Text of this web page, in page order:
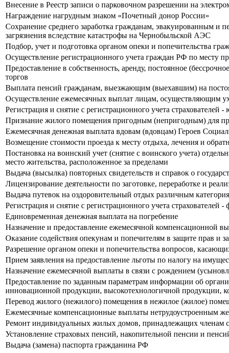
Внесение в Реестр записи о парковочном разрешении на
Награждение нагрудным знаком «Почетный донор России»
Сохранение среднего заработка гражданам, эвакуированным и
загрязнения вследствие катастрофы на Чернобыльской АЭС
Подбор, учет и подготовка органом опеки и попечительства
Осуществление регистрационного учета граждан РФ по месту
Предоставление в собственность, аренду, постоянное
торгов
Выплата пенсий гражданам, выезжающим (выехавшим) на
Осуществление ежемесячных выплат лицам, осуществляющим
Регистрация и снятие с регистрационного учета
Признание жилого помещения пригодным (непригодным) для
Ежемесячная денежная выплата вдовам (вдовцам) Героев
Возмещение стоимости проезда к месту отдыха, лечения и
Постановка на воинский учет (снятие с воинского учета)
место жительства, расположенное за пределами
Выдача (высылка) повторных свидетельств и справок о
Лицензирование деятельности по заготовке, переработке и
Выдача путевок на оздоровительный отдых различным
Регистрация и снятие с регистрационного учета
Единовременная денежная выплата на погребение
Назначение и предоставление ежемесячной компенсационной
Оказание содействия опекунам и попечителям в защите прав и
Разрешение органом опеки и попечительства вопросов,
Прием заявления на предоставление льготы по налогу на
Назначение ежемесячной выплаты в связи с рождением
Предоставление по заданным параметрам информации об
инновационной продукции, высокотехнологичной продукции,
Перевод жилого (нежилого) помещения в нежилое (жилое)
Ежемесячные компенсационные выплаты нетрудоустроенным
Ремонт индивидуальных жилых домов, принадлежащих членам
Установление страховых пенсий, накопительной пенсии и
Выдача (замена) паспорта гражданина РФ